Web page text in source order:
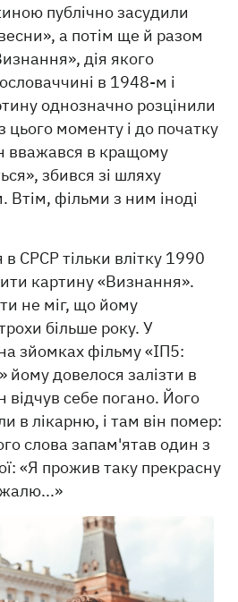
публічно засудили
а потім ще й разом
дія якого
в 1948-м і
однозначно розцінили
цього моменту і до початку
вважався в кращому
збився зі шляху
Втім, фільми з ним іноді
СРСР тільки влітку 1990
картину «Визнання».
не міг, що йому
більше року. У
зйомках фільму «ІП5:
йому довелося залізти в
відчув себе погано. Його
в лікарню, і там він помер:
слова запам'ятав один з
«Я прожив таку прекрасну